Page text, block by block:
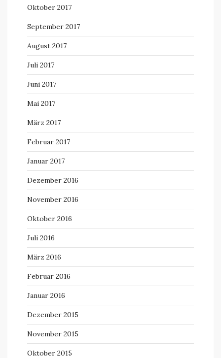
Oktober 2017
September 2017
August 2017
Juli 2017
Juni 2017
Mai 2017
März 2017
Februar 2017
Januar 2017
Dezember 2016
November 2016
Oktober 2016
Juli 2016
März 2016
Februar 2016
Januar 2016
Dezember 2015
November 2015
Oktober 2015